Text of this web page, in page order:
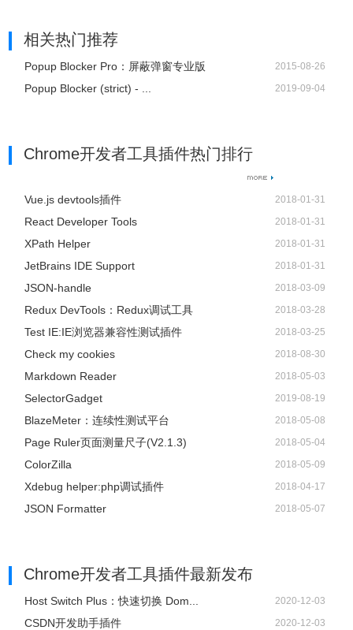
相关热门推荐
Popup Blocker Pro：屏蔽弹窗专业版 2015-08-26
Popup Blocker (strict) - ... 2019-09-04
Chrome开发者工具插件热门排行
Vue.js devtools插件 2018-01-31
React Developer Tools 2018-01-31
XPath Helper 2018-01-31
JetBrains IDE Support 2018-01-31
JSON-handle 2018-03-09
Redux DevTools：Redux调试工具 2018-03-28
Test IE:IE浏览器兼容性测试插件 2018-03-25
Check my cookies 2018-08-30
Markdown Reader 2018-05-03
SelectorGadget 2019-08-19
BlazeMeter：连续性测试平台 2018-05-08
Page Ruler页面测量尺子(V2.1.3) 2018-05-04
ColorZilla 2018-05-09
Xdebug helper:php调试插件 2018-04-17
JSON Formatter 2018-05-07
Chrome开发者工具插件最新发布
Host Switch Plus：快速切换 Dom... 2020-12-03
CSDN开发助手插件 2020-12-03